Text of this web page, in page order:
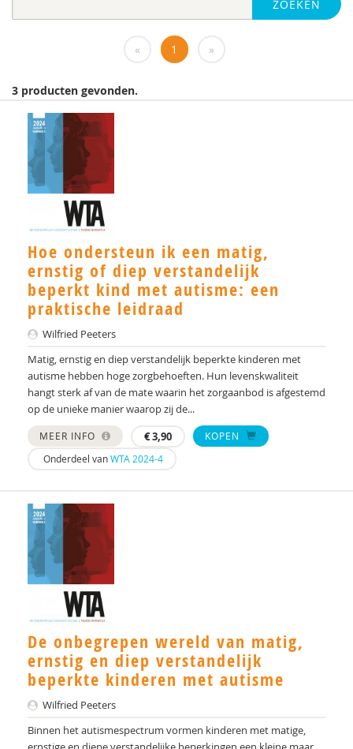
Marieke-Beltman
MSc
MSc.
N.G.A. Tak
PhD
Rotterdam
Yulius)
J.H.W. (Jorgen) Mous
PhD | Promotores: prof. dr. J.K. Buitelaar;prof dr.
R.J. van der Gaag. Co-promotor: Dr. N.N.J.
Lambregts-Rommelse
Drs. A . van der Sijde
Susan A. H. van Hooren
Paul A. Mulder
Drs. A. Scheeren
Annelies A. Spek
Laurie A. Stowe
Dr. A.A. Spek
Mw. A.A. Spek
Esther A.M. Neidt
Cisco Aerts
ZOEKEN
« 1 »
3 producten gevonden.
Hoe ondersteun ik een matig,
ernstig of diep verstandelijk
beperkt kind met autisme: een
praktische leidraad
Wilfried Peeters
Matig, ernstig en diep verstandelijk beperkte kinderen met
autisme hebben hoge zorgbehoeften. Hun levenskwaliteit
hangt sterk af van de mate waarin het zorgaanbod is afgestemd
op de unieke manier waarop zij de...
MEER INFO €3,90
KOPEN
Onderdeel vanWTA 2024-4
De onbegrepen wereld van matig,
ernstig en diep verstandelijk
beperkte kinderen met autisme
Wilfried Peeters
Binnen het autismespectrum vormen kinderen met matige,